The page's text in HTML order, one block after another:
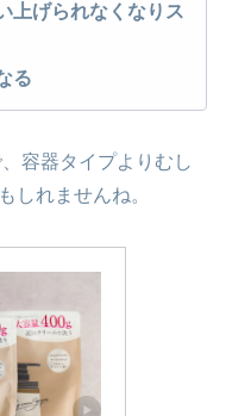
上げられなくなりス
る
容器タイプよりむし
しれませんね。